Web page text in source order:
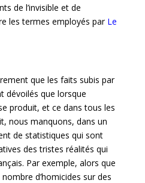
de l’invisible et de
les termes employés par Le
que les faits subis par
dévoilés que lorsque
produit, et ce dans tous les
nous manquons, dans un
de statistiques qui sont
des tristes réalités qui
Par exemple, alors que
d’homicides sur des